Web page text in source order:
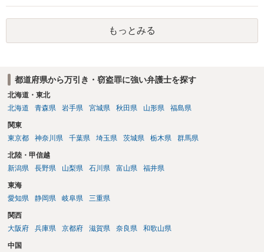
と言い逃れはかなり厳しいものと思います。
もっとみる
都道府県から万引き・窃盗罪に強い弁護士を探す
北海道・東北
北海道
青森県 岩手県 宮城県 秋田県 山形県 福島県
関東
東京都
神奈川県 千葉県 埼玉県 茨城県 栃木県 群馬県
北陸・甲信越
新潟県
長野県 山梨県 石川県 富山県 福井県
東海
愛知県
静岡県 岐阜県 三重県
関西
大阪府
兵庫県 京都府 滋賀県 奈良県 和歌山県
中国